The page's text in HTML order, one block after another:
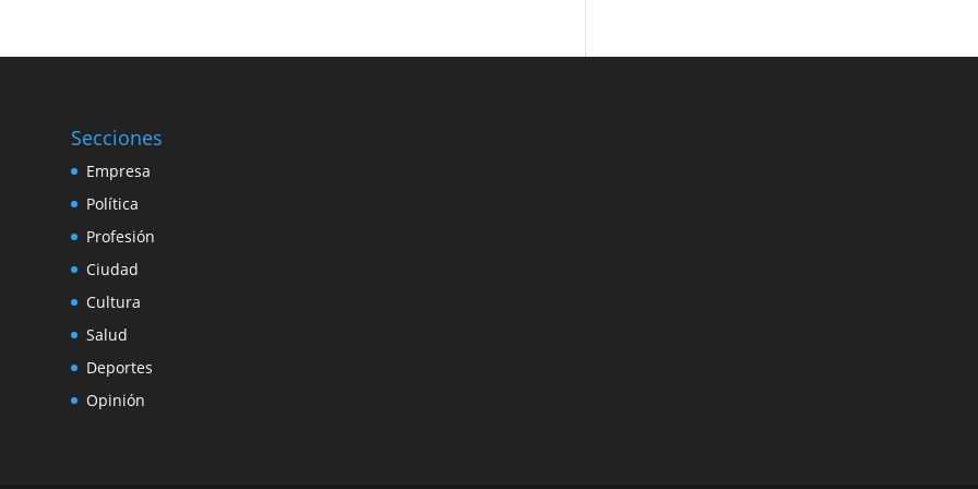
Secciones
Empresa
Política
Profesión
Ciudad
Cultura
Salud
Deportes
Opinión